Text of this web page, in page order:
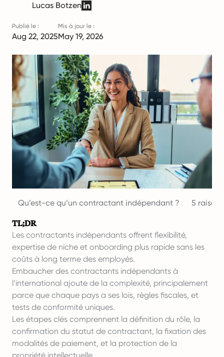
Lucas Botzen
Publié le :
Aug 22, 2025
Mis à jour le :
May 19, 2026
Qu’est-ce qu’un contractant indépendant ? 5
TL;DR
Les contractants indépendants offrent flexibilité,
expertise de niche et onboarding plus rapide sans les
coûts à long terme des employés.
Embaucher des contractants indépendants à
l’international ajoute de la complexité, principalement
parce que chaque pays a ses lois, règles fiscales, et
tests de conformité uniques.
Les étapes clés comprennent la définition du rôle, la
confirmation du statut de contractant, la fixation des
modalités de paiement, et la protection de la